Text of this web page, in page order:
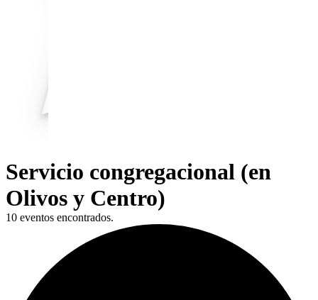
Servicio congregacional (en
Olivos y Centro)
10 eventos encontrados.